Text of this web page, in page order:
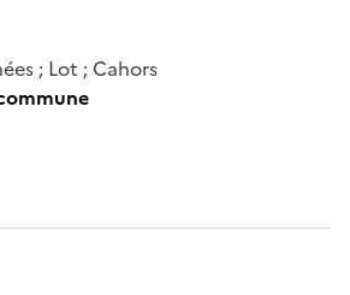
; Lot ; Cahors